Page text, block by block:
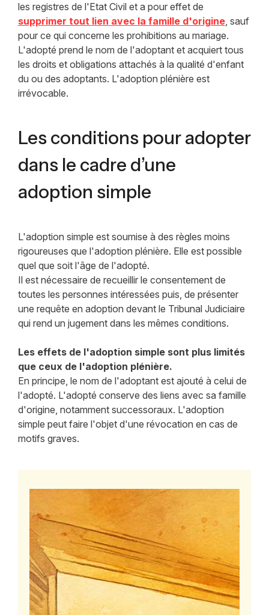
les registres de l'Etat Civil et a pour effet de
supprimer tout lien avec la famille d'origine, sauf
pour ce qui concerne les prohibitions au mariage.
L'adopté prend le nom de l'adoptant et acquiert tous
les droits et obligations attachés à la qualité d'enfant
du ou des adoptants. L'adoption plénière est
irrévocable.
Les conditions pour adopter
dans le cadre d’une
adoption simple
L'adoption simple est soumise à des règles moins
rigoureuses que l'adoption plénière. Elle est possible
quel que soit l'âge de l'adopté.
Il est nécessaire de recueillir le consentement de
toutes les personnes intéressées puis, de présenter
une requête en adoption devant le Tribunal Judiciaire
qui rend un jugement dans les mêmes conditions.
Les effets de l'adoption simple sont plus limités
que ceux de l'adoption plénière.
En principe, le nom de l'adoptant est ajouté à celui de
l'adopté. L'adopté conserve des liens avec sa famille
d'origine, notamment successoraux. L'adoption
simple peut faire l'objet d'une révocation en cas de
motifs graves.